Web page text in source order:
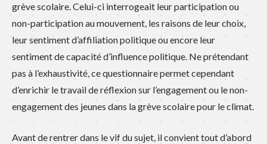
grève scolaire. Celui-ci interrogeait leur participation ou
non-participation au mouvement, les raisons de leur choix,
leur sentiment d’affiliation politique ou encore leur
sentiment de capacité d’influence politique. Ne prétendant
pas à l’exhaustivité, ce questionnaire permet cependant
d’enrichir le travail de réflexion sur l’engagement ou le non-
engagement des jeunes dans la grève scolaire pour le climat.
Avant de rentrer dans le vif du sujet, il convient tout d’abord